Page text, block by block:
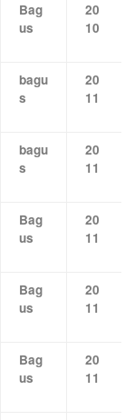
Bag
us
20
10
bagu
s
20
11
bagu
s
20
11
Bag
us
20
11
Bag
us
20
11
Bag
us
20
11